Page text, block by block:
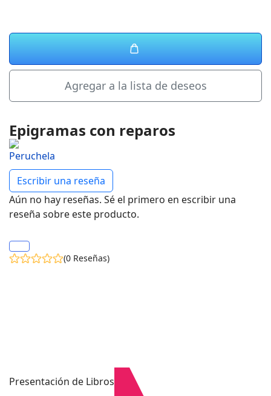
Agregar a la lista de deseos
Epigramas con reparos
Escribir una reseña
Aún no hay reseñas. Sé el primero en escribir una
reseña sobre este producto.
(0 Reseñas)
Presentación de Libros